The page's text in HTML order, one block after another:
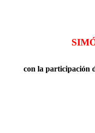
con la participación